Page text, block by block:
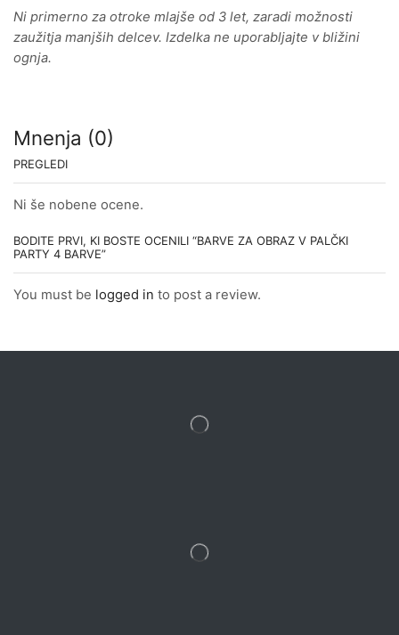
Ni primerno za otroke mlajše od 3 let, zaradi možnosti
zaužitja manjših delcev. Izdelka ne uporabljajte v bližini
ognja.
Mnenja (0)
PREGLEDI
Ni še nobene ocene.
BODITE PRVI, KI BOSTE OCENILI “BARVE ZA OBRAZ V PALČKI
PARTY 4 BARVE”
You must be logged in to post a review.